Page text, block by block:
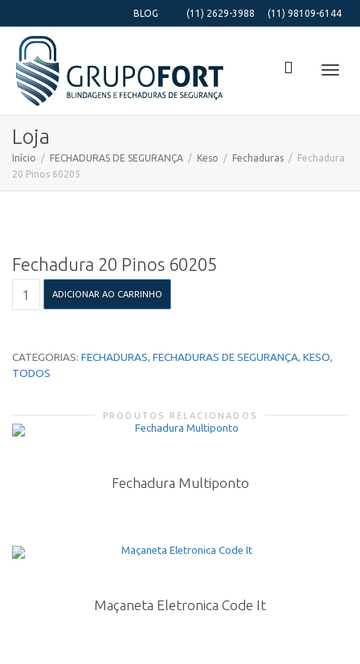
BLOG (11) 2629-3988 (11) 98109-6144
Loja
Início FECHADURAS DE SEGURANÇA Keso Fechaduras
Fechadura
20 Pinos 60205
Fechadura 20 Pinos 60205
quantidade
ADICIONAR AO CARRINHO
CATEGORIAS: FECHADURAS, FECHADURAS DE SEGURANÇA, KESO,
TODOS
PRODUTOS RELACIONADOS
Fechadura Multiponto
Maçaneta Eletronica Code It